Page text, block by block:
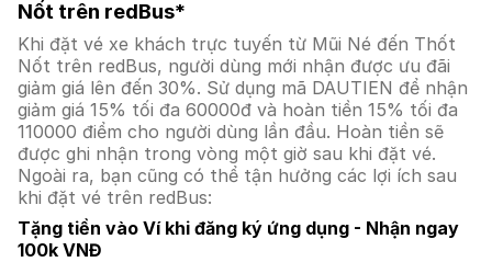
Nốt trên redBus*
Khi đặt vé xe khách trực tuyến từ Mũi Né đến Thốt
Nốt trên redBus, người dùng mới nhận được ưu đãi
giảm giá lên đến 30%. Sử dụng mã DAUTIEN để nhận
giảm giá 15% tối đa 60000đ và hoàn tiền 15% tối đa
110000 điểm cho người dùng lần đầu. Hoàn tiền sẽ
được ghi nhận trong vòng một giờ sau khi đặt vé.
Ngoài ra, bạn cũng có thể tận hưởng các lợi ích sau
khi đặt vé trên redBus:
Tặng tiền vào Ví khi đăng ký ứng dụng - Nhận ngay
100k VNĐ